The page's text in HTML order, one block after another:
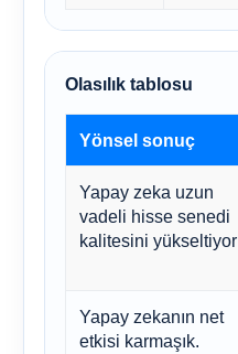
Olasılık tablosu
Yönsel sonuç
Yapay zeka uzun
vadeli hisse senedi
kalitesini yükseltiyor
Yapay zekanın net
etkisi karmaşık.